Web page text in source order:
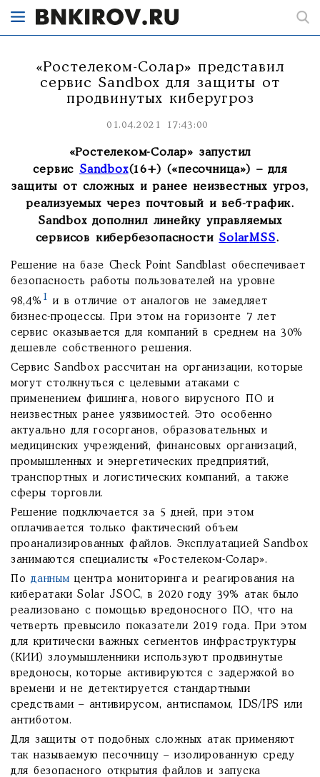
«Ростелеком-Солар» представил
сервис Sandbox для защиты от
продвинутых киберугроз
01.04.2021 17:43:00
«Ростелеком-Солар» запустил
сервис Sandbox(16+) («песочница») – для
защиты от сложных и ранее неизвестных угроз,
реализуемых через почтовый и веб-трафик.
Sandbox дополнил линейку управляемых
сервисов кибербезопасности SolarMSS.
Решение на базе Check Point Sandblast обеспечивает
безопасность работы пользователей на уровне
98,4% 1 и в отличие от аналогов не замедляет
бизнес-процессы. При этом на горизонте 7 лет
сервис оказывается для компаний в среднем на 30%
дешевле собственного решения.
Сервис Sandbox рассчитан на организации, которые
могут столкнуться с целевыми атаками с
применением фишинга, нового вирусного ПО и
неизвестных ранее уязвимостей. Это особенно
актуально для госорганов, образовательных и
медицинских учреждений, финансовых организаций,
промышленных и энергетических предприятий,
транспортных и логистических компаний, а также
сферы торговли.
Решение подключается за 5 дней, при этом
оплачивается только фактический объем
проанализированных файлов. Эксплуатацией Sandbox
занимаются специалисты «Ростелеком-Солар».
Поданным центра мониторинга и реагирования на
кибератаки Solar JSOC, в 2020 году 39% атак было
реализовано с помощью вредоносного ПО, что на
четверть превысило показатели 2019 года. При этом
для критически важных сегментов инфраструктуры
(КИИ) злоумышленники используют продвинутые
вредоносы, которые активируются с задержкой во
времени и не детектируется стандартными
средствами – антивирусом, антиспамом, IDS/IPS или
антиботом.
Для защиты от подобных сложных атак применяют
так называемую песочницу – изолированную среду
для безопасного открытия файлов и запуска